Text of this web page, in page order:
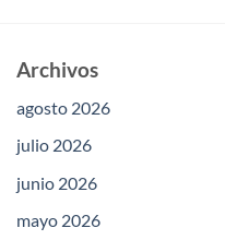
Archivos
agosto 2026
julio 2026
junio 2026
mayo 2026